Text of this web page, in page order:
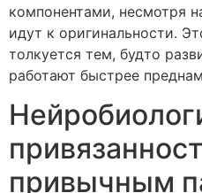
компонентами, несмотря
идут к оригинальности.
толкуется тем, будто
работают быстрее
привычным